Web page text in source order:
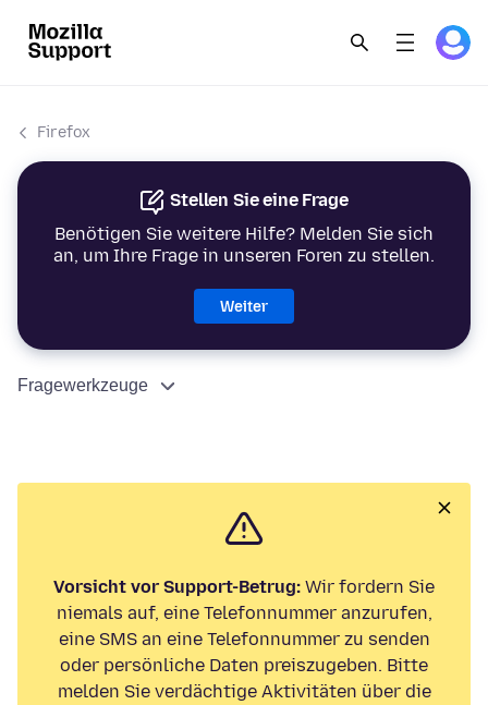
Firefox
Stellen Sie eine Frage
Benötigen Sie weitere Hilfe? Melden Sie sich
an, um Ihre Frage in unseren Foren zu stellen.
Weiter
Fragewerkzeuge
Vorsicht vor Support-Betrug: Wir fordern Sie
niemals auf, eine Telefonnummer anzurufen,
eine SMS an eine Telefonnummer zu senden
oder persönliche Daten preiszugeben. Bitte
melden Sie verdächtige Aktivitäten über die